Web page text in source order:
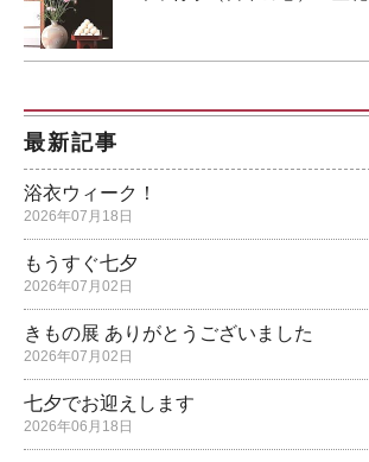
最新記事
浴衣ウィーク！
2026年07月18日
もうすぐ七夕
2026年07月02日
きもの展 ありがとうございました
2026年07月02日
七夕でお迎えします
2026年06月18日